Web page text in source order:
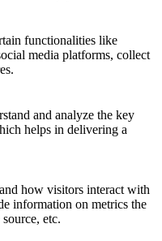
functionalities like
media platforms, collect
and analyze the key
helps in delivering a
how visitors interact with
information on metrics the
etc.